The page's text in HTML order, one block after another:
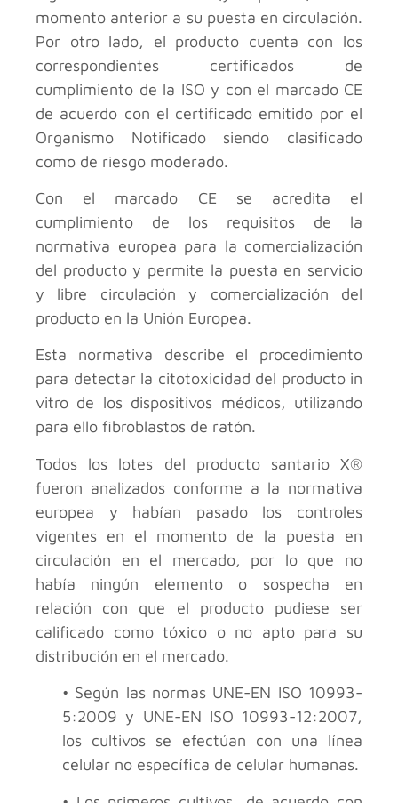
momento anterior a su puesta en circulación.
Por otro lado, el producto cuenta con los
correspondientes certificados de
cumplimiento de la ISO y con el marcado CE
de acuerdo con el certificado emitido por el
Organismo Notificado siendo clasificado
como de riesgo moderado.
Con el marcado CE se acredita el
cumplimiento de los requisitos de la
normativa europea para la comercialización
del producto y permite la puesta en servicio
y libre circulación y comercialización del
producto en la Unión Europea.
Esta normativa describe el procedimiento
para detectar la citotoxicidad del producto in
vitro de los dispositivos médicos, utilizando
para ello fibroblastos de ratón.
Todos los lotes del producto santario X®
fueron analizados conforme a la normativa
europea y habían pasado los controles
vigentes en el momento de la puesta en
circulación en el mercado, por lo que no
había ningún elemento o sospecha en
relación con que el producto pudiese ser
calificado como tóxico o no apto para su
distribución en el mercado.
• Según las normas UNE-EN ISO 10993-
5:2009 y UNE-EN ISO 10993-12:2007,
los cultivos se efectúan con una línea
celular no específica de celular humanas.